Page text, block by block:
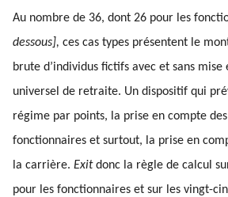
Au nombre de 36, dont 26 pour les
dessous], ces cas types présentent le
brute d’individus fictifs avec et sans
universel de retraite. Un dispositif qui
régime par points, la prise en compte
fonctionnaires et surtout, la prise en
la carrière. Exitdonc la règle de calcul
pour les fonctionnaires et sur les vingt-